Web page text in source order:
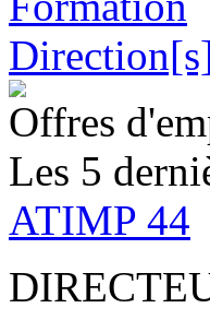
Offres
Les 5
ATIMP 44